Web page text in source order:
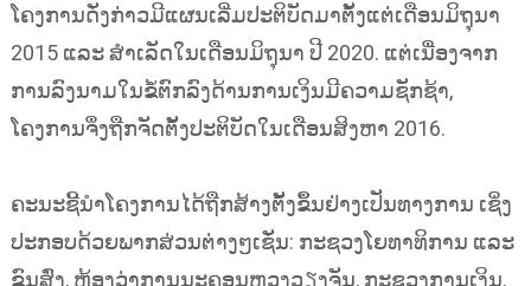
ໂຄງການດັ່ງກ່າວມີແຜນເລີ່ມປະຕິບັດມາຕັ້ງແຕ່ເດືອນມິຖຸນາ
2015 ແລະ ສຳເລັດໃນເດືອນມິຖຸນາ ປີ 2020. ແຕ່ເນື່ອງຈາກ
ການລົງນາມໃນຂໍ້ຕົກລົງດ້ານການເງິນມີຄວາມຊັກຊ້າ,
ໂຄງການຈຶ່ງຖືກຈັດຕັ້ງປະຕິບັດໃນເດືອນສິງຫາ 2016.
ຄະນະຊີ້ນຳໂຄງການໄດ້ຖືກສ້າງຕັ້ງຂຶ້ນຢ່າງເປັນທາງການ ເຊິ່ງ
ປະກອບດ້ວຍພາກສ່ວນຕ່າງໆເຊັ່ນ: ກະຊວງໂຍທາທິການ ແລະ
ຂົນສົ່ງ, ຫ້ອງວ່າການນະຄອນຫຼວງວຽງຈັນ, ກະຊວງການເງິນ,